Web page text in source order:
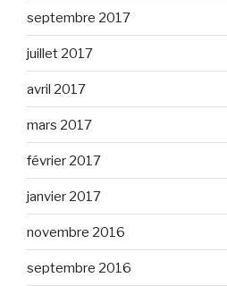
septembre 2017
juillet 2017
avril 2017
mars 2017
février 2017
janvier 2017
novembre 2016
septembre 2016